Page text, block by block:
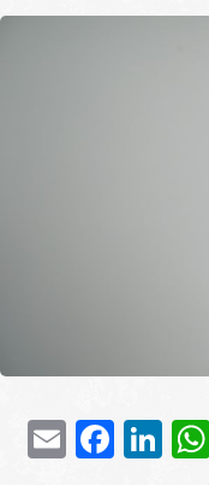
Email